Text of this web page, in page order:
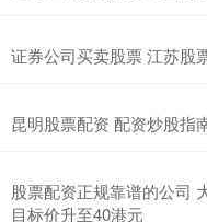
证券公司买卖股票 江苏股
昆明股票配资 配资炒股指
股票配资正规靠谱的公司
目标价升至40港元